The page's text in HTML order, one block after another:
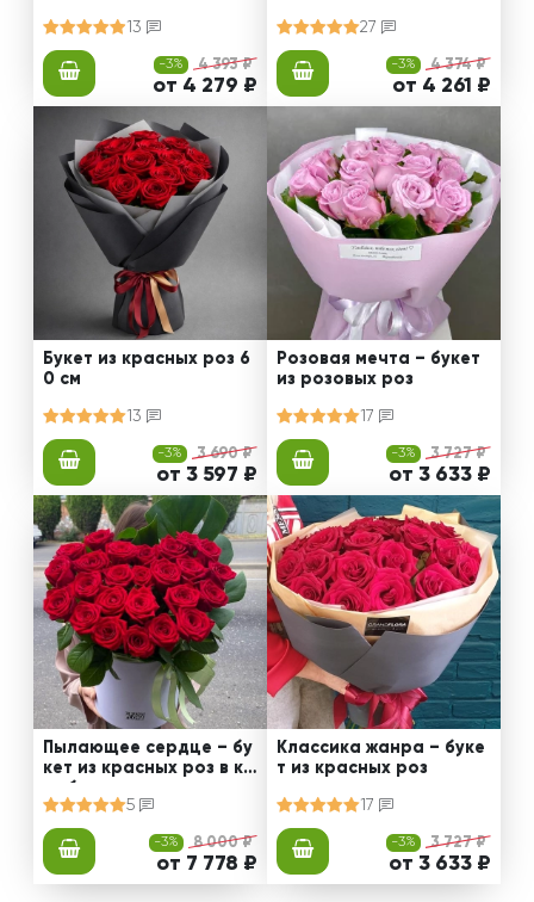
13
-3% 4 393 ₽
от 4 279 ₽
27
-3% 4 374 ₽
от 4 261 ₽
Букет из красных роз 6
0 см
13
-3% 3 690 ₽
от 3 597 ₽
Розовая мечта – букет
из розовых роз
17
-3% 3 727 ₽
от 3 633 ₽
Пылающее сердце – бу
кет из красных роз в ко
робке
5
-3% 8 000 ₽
от 7 778 ₽
Классика жанра – буке
т из красных роз
17
-3% 3 727 ₽
от 3 633 ₽